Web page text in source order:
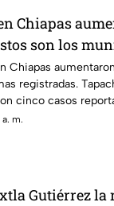
Chiapas
son los
de casos
Chiapas
registradas.
cinco casos
m.
Gutiérrez la